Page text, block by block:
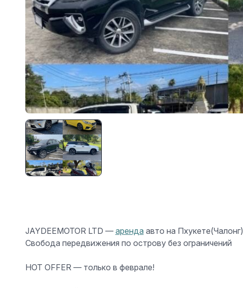
JAYDEEMOTOR LTD — аренда авто на Пхукете(Чалонг)
Свобода передвижения по острову без ограничений
HOT OFFER — только в феврале!